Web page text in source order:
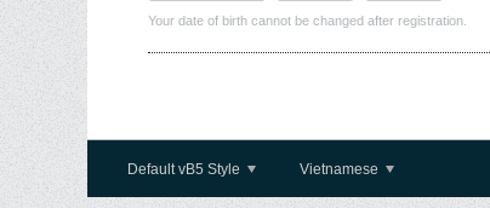
Your date of birth cannot be changed after registration.
Default vB5 Style Vietnamese